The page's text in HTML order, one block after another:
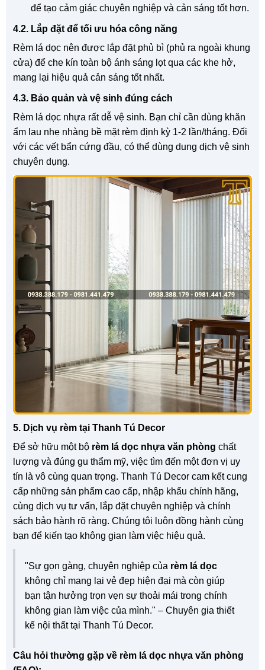
để tạo cảm giác chuyên nghiệp và cản sáng tốt hơn.
4.2. Lắp đặt để tối ưu hóa công năng
Rèm lá dọc nên được lắp đặt phủ bì (phủ ra ngoài khung
cửa) để che kín toàn bộ ánh sáng lọt qua các khe hở,
mang lại hiệu quả cản sáng tốt nhất.
4.3. Bảo quản và vệ sinh đúng cách
Rèm lá dọc nhựa rất dễ vệ sinh. Bạn chỉ cần dùng khăn
ẩm lau nhẹ nhàng bề mặt rèm định kỳ 1-2 lần/tháng. Đối
với các vết bẩn cứng đầu, có thể dùng dung dịch vệ sinh
chuyên dụng.
5. Dịch vụ rèm tại Thanh Tú Decor
Để sở hữu một bộ rèm lá dọc nhựa văn phòng chất
lượng và đúng gu thẩm mỹ, việc tìm đến một đơn vị uy
tín là vô cùng quan trọng. Thanh Tú Decor cam kết cung
cấp những sản phẩm cao cấp, nhập khẩu chính hãng,
cùng dịch vụ tư vấn, lắp đặt chuyên nghiệp và chính
sách bảo hành rõ ràng. Chúng tôi luôn đồng hành cùng
bạn để kiến tạo không gian làm việc hiệu quả.
"Sự gọn gàng, chuyên nghiệp của rèm lá dọc
không chỉ mang lại vẻ đẹp hiện đại mà còn giúp
bạn tận hưởng trọn vẹn sự thoải mái trong chính
không gian làm việc của mình." – Chuyên gia thiết
kế nội thất tại Thanh Tú Decor.
Câu hỏi thường gặp về rèm lá dọc nhựa văn phòng